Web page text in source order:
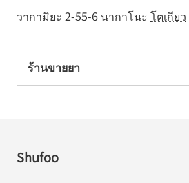
วากามิยะ 2-55-6 นากาโนะ โตเกียว
ร้านขายยา
Shufoo